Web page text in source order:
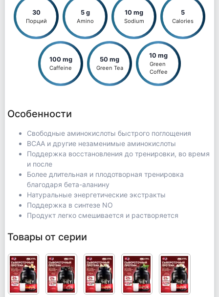
30
Порций
5 g
Amino
10 mg
Sodium
5
Calories
100 mg
Caffeine
50 mg
Green Tea
10 mg
Green
Coffee
Особенности
Свободные аминокислоты быстрого поглощения
ВСАА и другие незаменимые аминокислоты
Поддержка восстановления до тренировки, во время
и после
Более длительная и плодотворная тренировка
благодаря бета-аланину
Натуральные энергетические экстракты
Поддержка в синтезе NO
Продукт легко смешивается и растворяется
Товары от серии